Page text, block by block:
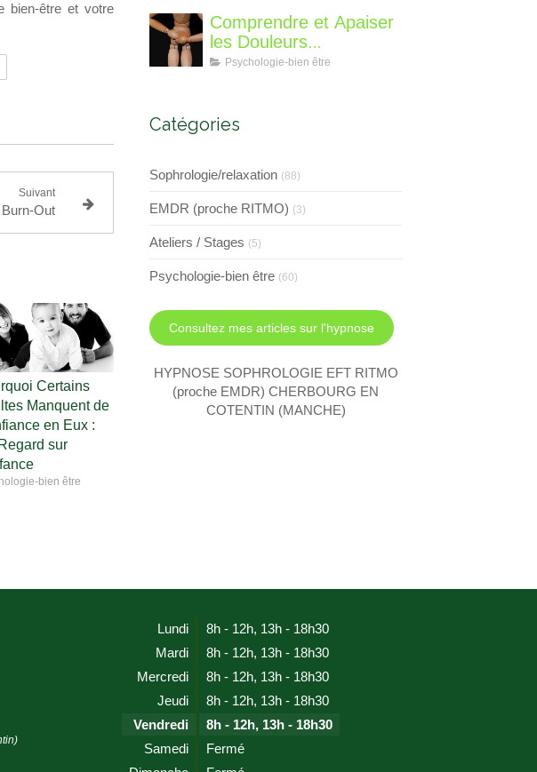
bien-être et votre
Suivant
Out
Certains
Manquent de
en Eux :
sur
bien être
Comprendre et Apaiser
les Douleurs
Neuroplastiques : Une
l'EFT
Psychologie-bien être
Catégories
Sophrologie/relaxation (88)
EMDR (proche RITMO) (3)
Ateliers / Stages (5)
Psychologie-bien être (60)
Consultez mes articles sur l'hypnose
HYPNOSE SOPHROLOGIE EFT RITMO
(proche EMDR) CHERBOURG EN
COTENTIN (MANCHE)
Lundi 8h - 12h, 13h - 18h30
Mardi
8h - 12h, 13h - 18h30
Mercredi
8h - 12h, 13h - 18h30
Jeudi
8h - 12h, 13h - 18h30
Vendredi
8h - 12h, 13h - 18h30
Samedi
Fermé